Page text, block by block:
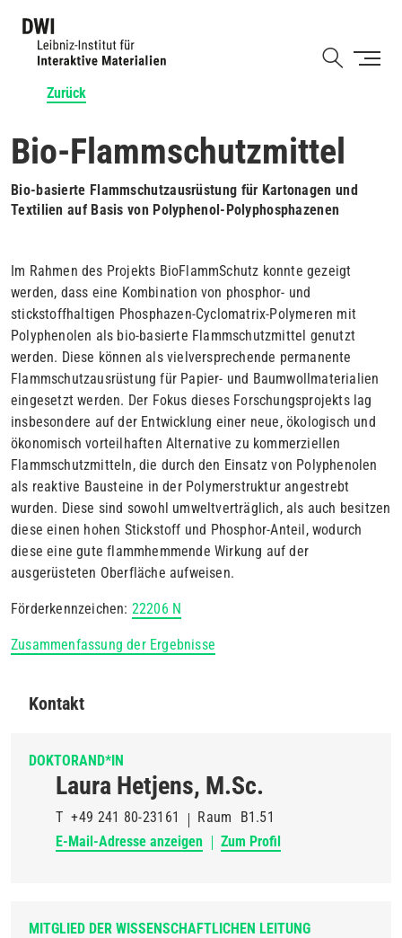
Zurück
Bio-Flammschutzmittel
Bio-basierte Flammschutzausrüstung für Kartonagen und
Textilien auf Basis von Polyphenol-Polyphosphazenen
Im Rahmen des Projekts BioFlammSchutz konnte gezeigt
werden, dass eine Kombination von phosphor- und
stickstoffhaltigen Phosphazen-Cyclomatrix-Polymeren mit
Polyphenolen als bio-basierte Flammschutzmittel genutzt
werden. Diese können als vielversprechende permanente
Flammschutzausrüstung für Papier- und Baumwollmaterialien
eingesetzt werden. Der Fokus dieses Forschungsprojekts lag
insbesondere auf der Entwicklung einer neue, ökologisch und
ökonomisch vorteilhaften Alternative zu kommerziellen
Flammschutzmitteln, die durch den Einsatz von Polyphenolen
als reaktive Bausteine in der Polymerstruktur angestrebt
wurden. Diese sind sowohl umweltverträglich, als auch besitzen
diese einen hohen Stickstoff und Phosphor-Anteil, wodurch
diese eine gute flammhemmende Wirkung auf der
ausgerüsteten Oberfläche aufweisen.
Förderkennzeichen: 22206 N
Zusammenfassung der Ergebnisse
Kontakt
DOKTORAND*IN
Laura Hetjens, M.Sc.
T +49 241 80-23161 Raum
B1.51
E-Mail-Adresse anzeigen
Zum Profil
MITGLIED DER WISSENSCHAFTLICHEN LEITUNG